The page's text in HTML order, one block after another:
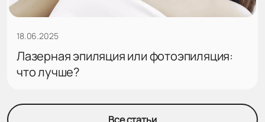
18.06.2025
Лазерная эпиляция или фотоэпиляция:
что лучше?